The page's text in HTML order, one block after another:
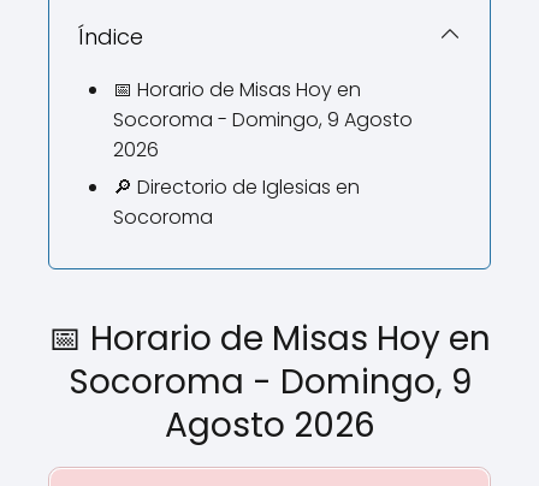
Índice
📅 Horario de Misas Hoy en
Socoroma - Domingo, 9 Agosto
2026
🔎 Directorio de Iglesias en
Socoroma
📅 Horario de Misas Hoy en
Socoroma - Domingo, 9
Agosto 2026